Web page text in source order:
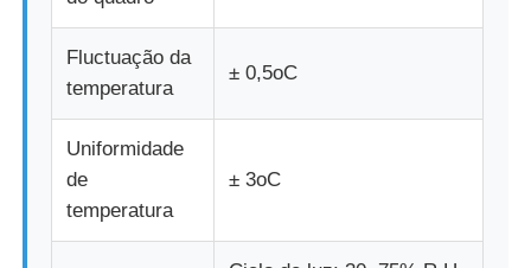
Fluctuação da
temperatura
± 0,5oC
Uniformidade
de
temperatura
± 3oC